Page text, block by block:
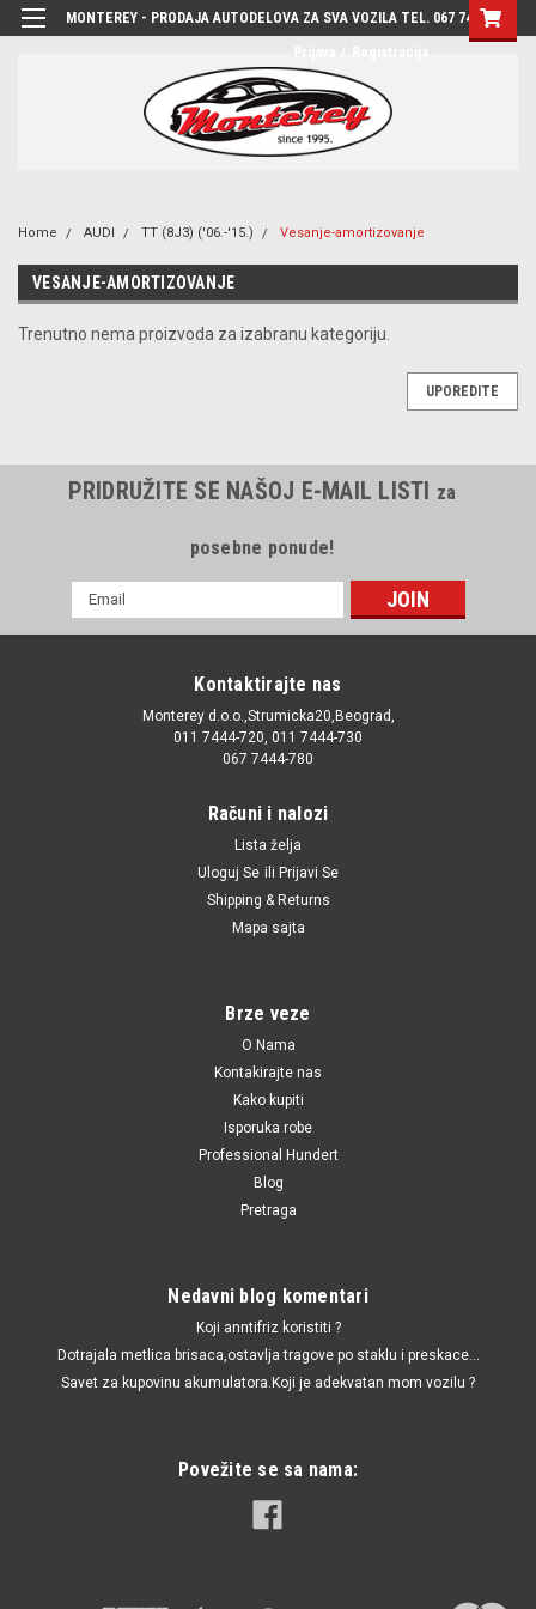
MONTEREY - PRODAJA AUTODELOVA ZA SVA VOZILA TEL. 067 7444-780
Home AUDI TT (8J3) ('06.-'15.) Vesanje-amortizovanje
VESANJE-AMORTIZOVANJE
Trenutno nema proizvoda za izabranu kategoriju.
UPOREDITE
PRIDRUŽITE SE NAŠOJ E-MAIL LISTI za
posebne ponude!
mail
Kontaktirajte nas
Monterey d.o.o.,Strumicka20,Beograd,
011 7444-720, 011 7444-730
067 7444-780
Računi i nalozi
Lista želja
Uloguj Se ili Prijavi Se
Shipping & Returns
Mapa sajta
Brze veze
O Nama
Kontakirajte nas
Kako kupiti
Isporuka robe
Professional Hundert
Blog
Pretraga
Nedavni blog komentari
Koji anntifriz koristiti ?
Dotrajala metlica brisaca,ostavlja tragove po staklu i preskace...
Savet za kupovinu akumulatora.Koji je adekvatan mom vozilu ?
Povežite se sa nama: